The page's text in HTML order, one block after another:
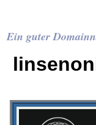
Ein guter